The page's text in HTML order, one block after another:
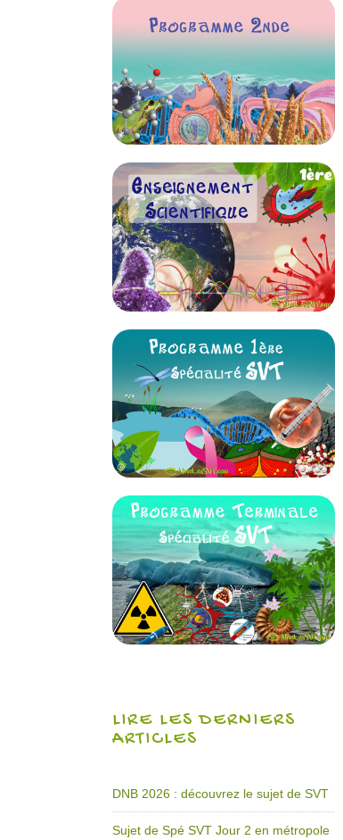
LIRE LES DERNIERS
ARTICLES
DNB 2026 : découvrez le sujet de SVT
Sujet de Spé SVT Jour 2 en métropole